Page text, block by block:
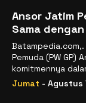
Ansor Jatim
Sama
Batampedia.com,.
Pemuda (PW GP)
komitmennya
Jumat - Agustus